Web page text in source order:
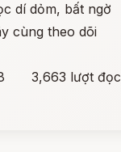
dí dỏm, bất ngờ
cùng theo dõi
3,663 lượt đọc